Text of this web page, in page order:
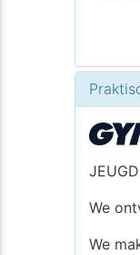
We
We